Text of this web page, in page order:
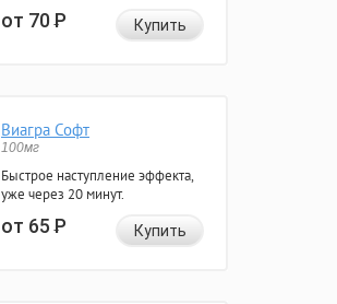
от 70Р Купить
Виагра Софт
100мг
Быстрое наступление эффекта,
уже через 20 минут.
от 65Р Купить